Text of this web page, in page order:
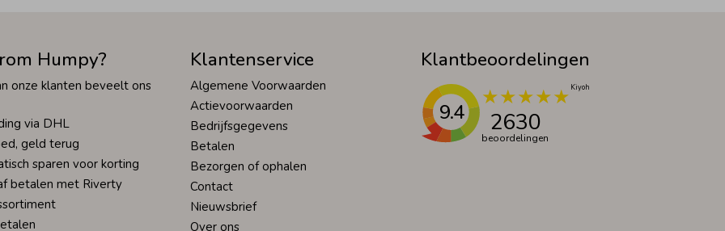
Humpy?
onze klanten beveelt ons
via DHL
geld terug
sparen voor korting
betalen met Riverty
Klantenservice
Algemene Voorwaarden
Actievoorwaarden
Bedrijfsgegevens
Betalen
Bezorgen of ophalen
Contact
Nieuwsbrief
Over ons
Klantbeoordelingen
9.4 2630
beoordelingen